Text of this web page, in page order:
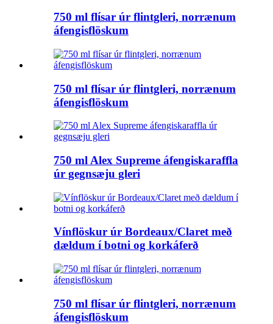
750 ml flísar úr flintgleri, norrænum
áfengisflöskum
750 ml flísar úr flintgleri, norrænum
áfengisflöskum
750 ml Alex Supreme áfengiskaraffla
úr gegnsæju gleri
Vínflöskur úr Bordeaux/Claret með
dældum í botni og korkáferð
750 ml flísar úr flintgleri, norrænum
áfengisflöskum